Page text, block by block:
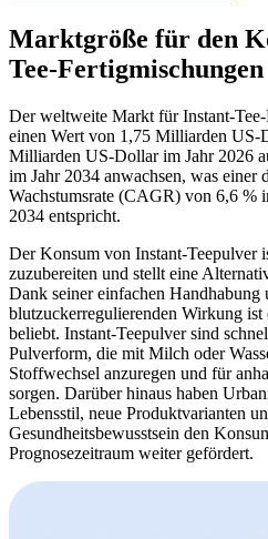
Marktgröße für den
Tee-Fertigmischungen
Der weltweite Markt für Instant-
einen Wert von 1,75 Milliarden US-
Milliarden US-Dollar im Jahr 2026
im Jahr 2034 anwachsen, was einer
Wachstumsrate (CAGR) von 6,6 %
2034 entspricht.
Der Konsum von Instant-Teepulver
zuzubereiten und stellt eine
Dank seiner einfachen
blutzuckerregulierenden Wirkung ist
beliebt. Instant-Teepulver sind
Pulverform, die mit Milch oder
Stoffwechsel anzuregen und für
sorgen. Darüber hinaus haben
Lebensstil, neue Produktvarianten
Gesundheitsbewusstsein den
Prognosezeitraum weiter gefördert.